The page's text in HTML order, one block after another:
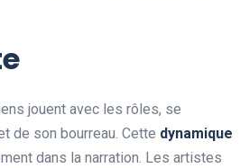
jouent avec les rôles, se
de son bourreau. Cette dynamique
dans la narration. Les artistes